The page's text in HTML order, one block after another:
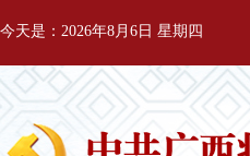
今天是：2026年8月6日 星期四